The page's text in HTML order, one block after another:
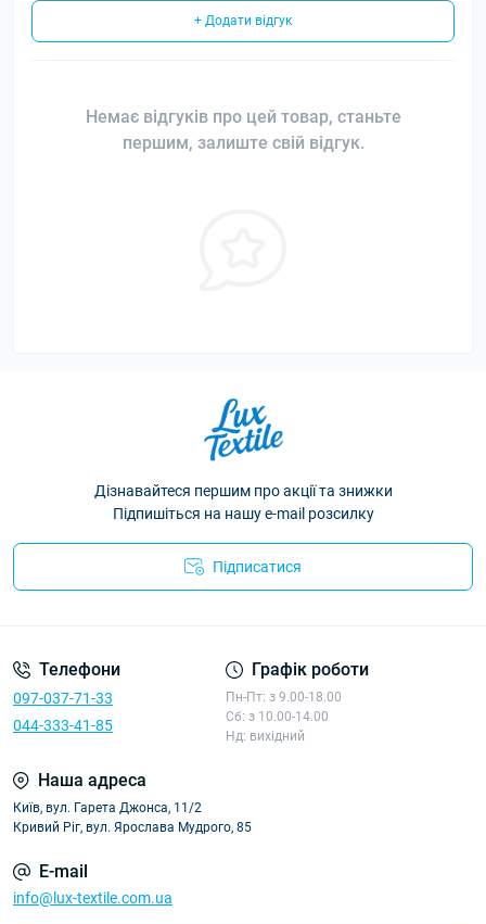
+ Додати відгук
Немає відгуків про цей товар, станьте
першим, залиште свій відгук.
Дізнавайтеся першим про акції та знижки
Підпишіться на нашу e-mail розсилку
Підписатися
Телефони
097-037-71-33
044-333-41-85
Графік роботи
Пн-Пт: з 9.00-18.00
Сб: з 10.00-14.00
Нд: вихідний
Наша адреса
Київ, вул. Гарета Джонса, 11/2
Кривий Ріг, вул. Ярослава Мудрого, 85
E-mail
info@lux-textile.com.ua